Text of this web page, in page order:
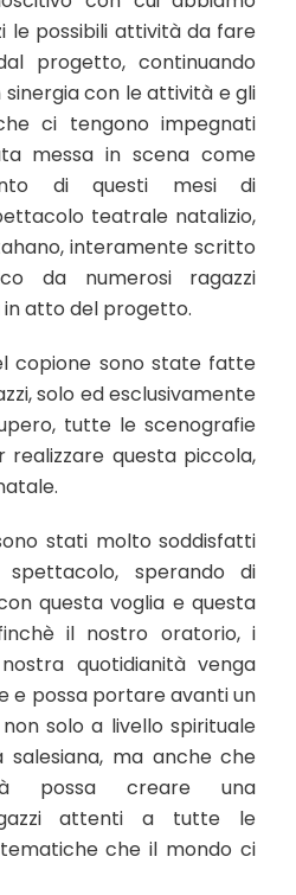
le possibili attività da fare
progetto, continuando
con le attività e gli
ci tengono impegnati
messa in scena come
di questi mesi di
teatrale natalizio,
interamente scritto
da numerosi ragazzi
atto del progetto.
copione sono state fatte
solo ed esclusivamente
tutte le scenografie
questa piccola,
stati molto soddisfatti
sperando di
questa voglia e questa
il nostro oratorio, i
quotidianità venga
e possa portare avanti un
solo a livello spirituale
ma anche che
possa creare una
attenti a tutte le
che il mondo ci